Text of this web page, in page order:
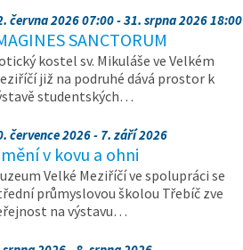
června 2026 07:00 - 31. srpna 2026 18:00
SANCTORUM
kostel sv. Mikuláše ve Velkém
již na podruhé dává prostor k
studentských…
července 2026 - 7. září 2026
v kovu a ohni
Velké Meziříčí ve spolupráci se
průmyslovou školou Třebíč zve
na výstavu…